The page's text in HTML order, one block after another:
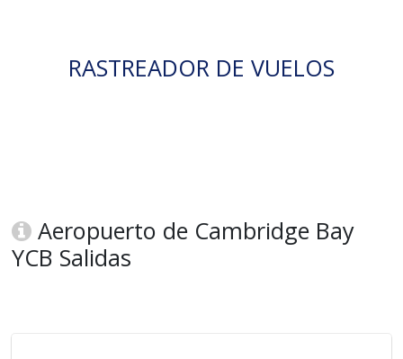
RASTREADOR DE VUELOS
Aeropuerto de Cambridge Bay
YCB Salidas